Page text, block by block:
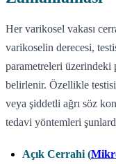
Her varikosel vakası
varikoselin derecesi,
parametreleri
belirlenir. Özellikle
veya şiddetli ağrı söz
tedavi yöntemleri
Açık Cerrahi (